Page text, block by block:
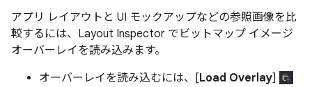
アプリ レイアウトと UI モックアップなどの参照画像を比
較するには、Layout Inspector でビットマップ イメージ
オーバーレイを読み込みます。
オーバーレイを読み込むには、[Load Overlay]